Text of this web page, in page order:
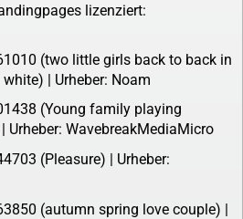
lizenziert:
(two little girls back to back in
| Urheber: Noam
(Young family playing
Urheber: WavebreakMediaMicro
(Pleasure) | Urheber:
(autumn spring love couple) |